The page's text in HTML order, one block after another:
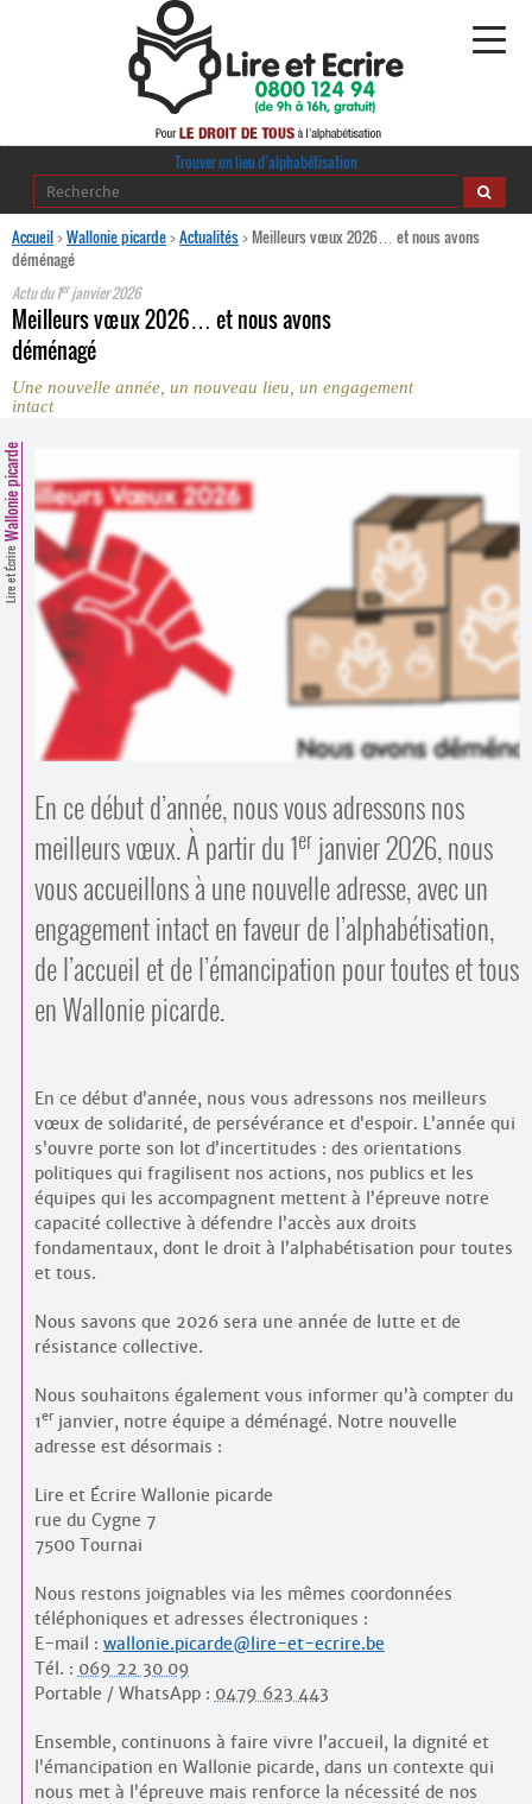
Alphabétisation
Regards croisés
Comprendre et parler
Bienvenue en Belgique
Contacts
Trouver un lieu d’alphabétisation
Trouver un lieu d’alphabétisation
Accueil>Wallonie picarde>Actualités>Meilleurs vœux 2026… et nous avons
déménagé
Actu du1erjanvier 2026
Meilleurs vœux 2026… et nous avons
déménagé
Une nouvelle année, un nouveau lieu, un engagement
intact
Lire et Écrire
Wallonie picarde
En ce début d’année, nous vous adressons nos
meilleurs vœux. À partir du 1erjanvier 2026, nous
vous accueillons à une nouvelle adresse, avec un
engagement intact en faveur de l’alphabétisation,
de l’accueil et de l’émancipation pour toutes et tous
en Wallonie picarde.
En ce début d’année, nous vous adressons nos meilleurs
vœux de solidarité, de persévérance et d’espoir. L’année qui
s’ouvre porte son lot d’incertitudes : des orientations
politiques qui fragilisent nos actions, nos publics et les
équipes qui les accompagnent mettent à l’épreuve notre
capacité collective à défendre l’accès aux droits
fondamentaux, dont le droit à l’alphabétisation pour toutes
et tous.
Nous savons que 2026 sera une année de lutte et de
résistance collective.
Nous souhaitons également vous informer qu’à compter du
1erjanvier, notre équipe a déménagé. Notre nouvelle
adresse est désormais :
Lire et Écrire Wallonie picarde
rue du Cygne 7
7500 Tournai
Nous restons joignables via les mêmes coordonnées
téléphoniques et adresses électroniques :
E-mail : wallonie.picarde@lire-et-ecrire.be
Tél. : 069 22 30 09
Portable / WhatsApp : 0479 623 443
Ensemble, continuons à faire vivre l’accueil, la dignité et
l’émancipation en Wallonie picarde, dans un contexte qui
nous met à l’épreuve mais renforce la nécessité de nos